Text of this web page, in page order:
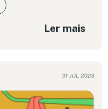
Ler mais
31 JUL 2023